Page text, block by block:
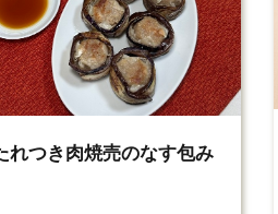
れつき肉焼売のなす包み